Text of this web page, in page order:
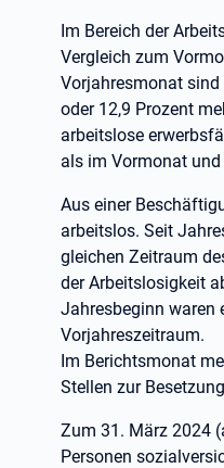
Im Bereich der
Vergleich zum
Vorjahresmonat sind
oder 12,9 Prozent
arbeitslose
als im Vormonat
Aus einer
arbeitslos. Seit
gleichen Zeitraum
der Arbeitslosigkeit
Jahresbeginn waren
Vorjahreszeitraum.
Im Berichtsmonat
Stellen zur
Zum 31. März 2024
Personen